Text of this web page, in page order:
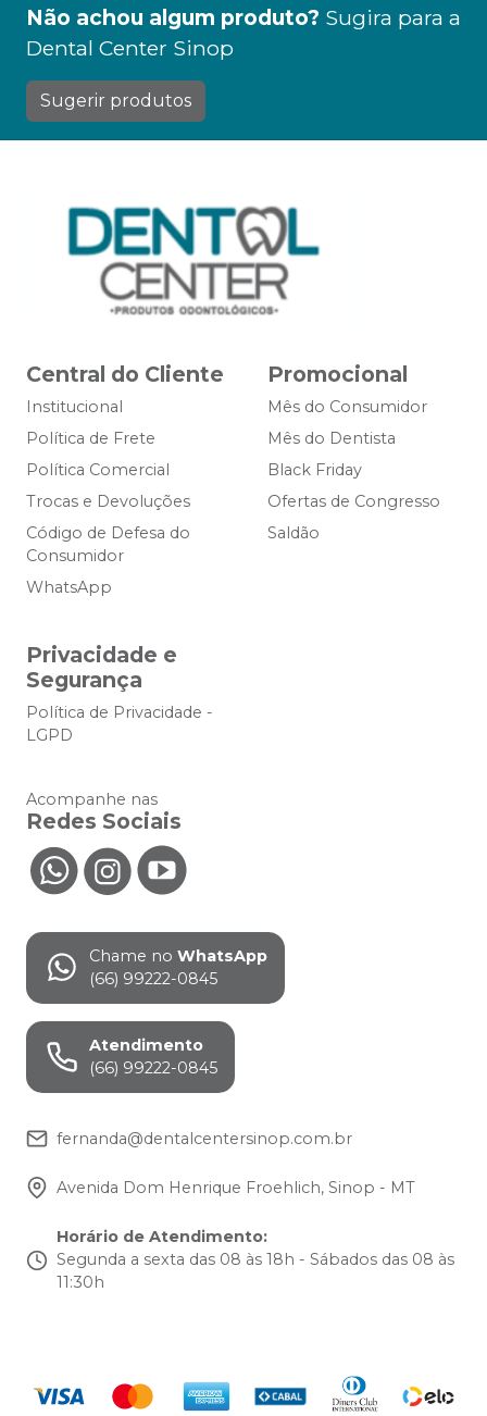
Não achou algum produto? Sugira para a
Dental Center Sinop
Sugerir produtos
Central do Cliente
Institucional
Política de Frete
Política Comercial
Trocas e Devoluções
Código de Defesa do
Consumidor
WhatsApp
Promocional
Mês do Consumidor
Mês do Dentista
Black Friday
Ofertas de Congresso
Saldão
Privacidade e
Segurança
Política de Privacidade -
LGPD
Acompanhe nas
Redes Sociais
Chame no WhatsApp
(66) 99222-0845
Atendimento
(66) 99222-0845
fernanda@dentalcentersinop.com.br
Avenida Dom Henrique Froehlich, Sinop - MT
Horário de Atendimento:
Segunda a sexta das 08 às 18h - Sábados das 08 às
11:30h